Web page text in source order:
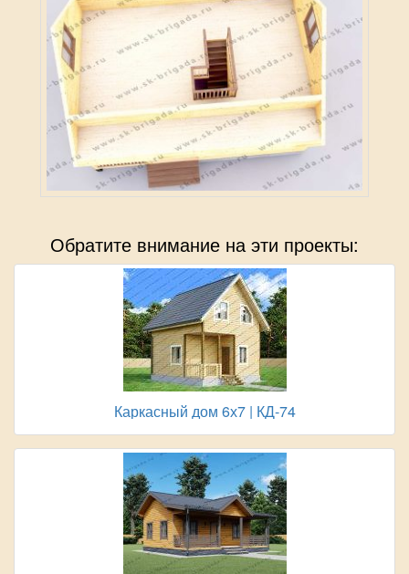
Обратите внимание на эти проекты:
Каркасный дом 6х7 | КД-74